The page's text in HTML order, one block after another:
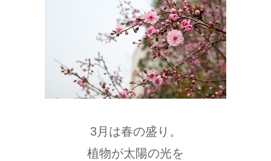
3月は春の盛り。
植物が太陽の光を